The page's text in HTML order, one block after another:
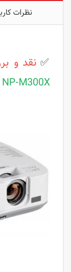
نظرات
✅ نقد و
NP-M300X